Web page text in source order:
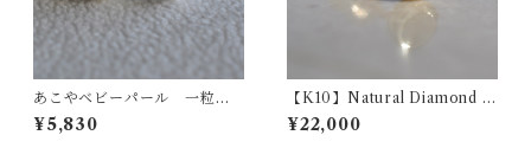
あこやベビーパール 一粒ス
タッドピアス / akoya baby p
earl pierce
¥5,830
【K10】Natural Diamond ‎
ナチュラルダイヤモンド 一粒
シングルピアス
¥22,000